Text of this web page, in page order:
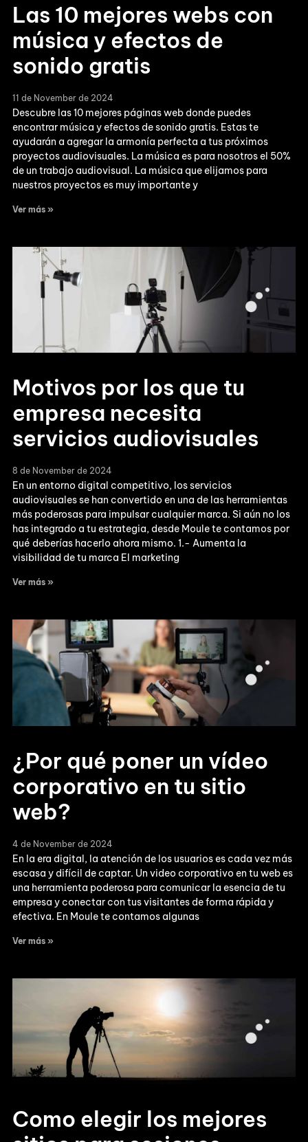
Las 10 mejores webs con
música y efectos de
sonido gratis
11 de November de 2024
Descubre las 10 mejores páginas web donde puedes
encontrar música y efectos de sonido gratis. Estas te
ayudarán a agregar la armonía perfecta a tus próximos
proyectos audiovisuales. La música es para nosotros el 50%
de un trabajo audiovisual. La música que elijamos para
nuestros proyectos es muy importante y
Ver más »
Motivos por los que tu
empresa necesita
servicios audiovisuales
8 de November de 2024
En un entorno digital competitivo, los servicios
audiovisuales se han convertido en una de las herramientas
más poderosas para impulsar cualquier marca. Si aún no los
has integrado a tu estrategia, desde Moule te contamos por
qué deberías hacerlo ahora mismo. 1.- Aumenta la
visibilidad de tu marca El marketing
Ver más »
¿Por qué poner un vídeo
corporativo en tu sitio
web?
4 de November de 2024
En la era digital, la atención de los usuarios es cada vez más
escasa y difícil de captar. Un video corporativo en tu web es
una herramienta poderosa para comunicar la esencia de tu
empresa y conectar con tus visitantes de forma rápida y
efectiva. En Moule te contamos algunas
Ver más »
Como elegir los mejores